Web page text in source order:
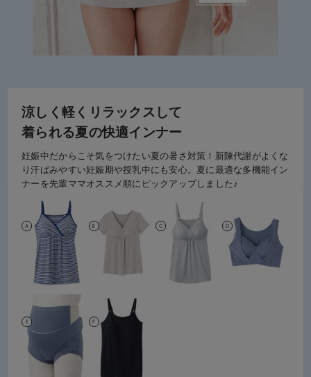
涼しく軽くリラックスして
着られる夏の快適インナー
妊娠中だからこそ気をつけたい夏の暑さ対策！新陳代謝がよくな
り汗ばみやすい妊娠期や授乳中にも安心。夏に最適な多機能イン
ナーを先輩ママオススメ順にピックアップしました♪